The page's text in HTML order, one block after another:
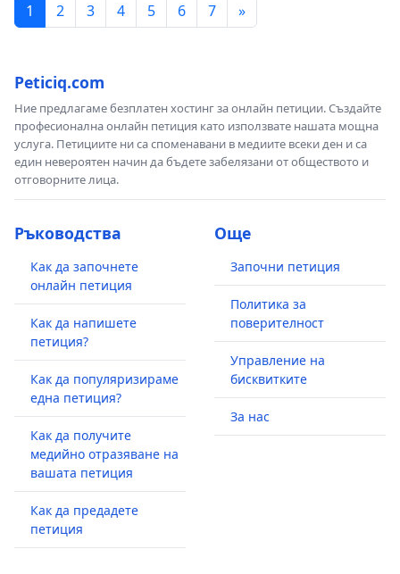
1 2 3 4 5 6 7 »
Peticiq.com
Ние предлагаме безплатен хостинг за онлайн петиции. Създайте
професионална онлайн петиция като използвате нашата мощна
услуга. Петициите ни са споменавани в медиите всеки ден и са
един невероятен начин да бъдете забелязани от обществото и
отговорните лица.
Ръководства
Как да започнете
онлайн петиция
Как да напишете
петиция?
Как да популяризираме
една петиция?
Как да получите
медийно отразяване на
вашата петиция
Как да предадете
петиция
Още
Започни петиция
Политика за
поверителност
Управление на
бисквитките
За нас